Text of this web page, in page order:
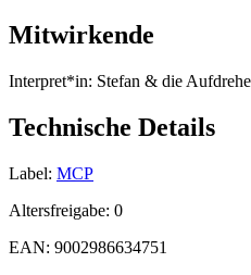
Mitwirkende
Interpret*in: Stefan & die
Technische Details
Label: MCP
Altersfreigabe: 0
EAN: 9002986634751